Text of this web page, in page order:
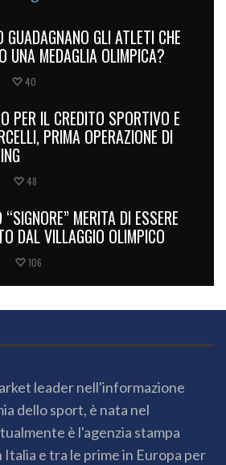
GUADAGNANO GLI ATLETI CHE
UNA MEDAGLIA OLIMPICA?
40
PER IL CREDITO SPORTIVO E
PRIMA OPERAZIONE DI
48
“SIGNORE” MERITA DI ESSERE
DAL VILLAGGIO OLIMPICO
106
leader nell'informazione
dello sport, è nata nel
è l'agenzia stampa
e tra le prime in Europa per